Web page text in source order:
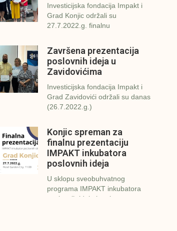
Investicijska fondacija Impakt i
Grad Konjic održali su
27.7.2022.g. finalnu
Završena prezentacija
poslovnih ideja u
Zavidovićima
Investicijska fondacija Impakt i
Grad Zavidovići održali su danas
(26.7.2022.g.)
Konjic spreman za
finalnu prezentaciju
IMPAKT inkubatora
poslovnih ideja
U sklopu sveobuhvatnog
programa IMPAKT inkubatora
poslovnih ideja kao kruna